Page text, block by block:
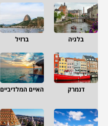
בלגיה ברזיל
דנמרק האיים המלדיביים